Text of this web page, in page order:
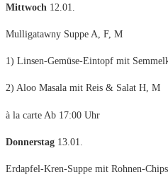
Mittwoch 12.01.
Mulligatawny Suppe A, F, M
1) Linsen-Gemüse-Eintopf mit
2) Aloo Masala mit Reis & Salat H, M
à la carte Ab 17:00 Uhr
Donnerstag 13.01.
Erdapfel-Kren-Suppe mit Rohnen-